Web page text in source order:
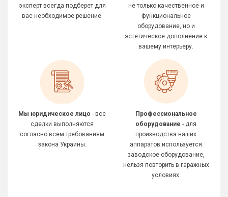
эксперт всегда подберет для
вас необходимое решение.
не только качественное и
функциональное
оборудование, но и
эстетическое дополнение к
вашему интерьеру.
Мы юридическое лицо - все
сделки выполняются
согласно всем требованиям
закона Украины.
Профессиональное
оборудование - для
производства наших
аппаратов используется
заводское оборудование,
нельзя повторить в гаражных
условиях.